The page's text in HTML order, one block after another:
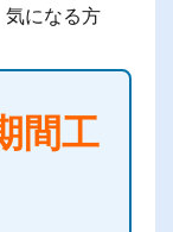
になる方
間工